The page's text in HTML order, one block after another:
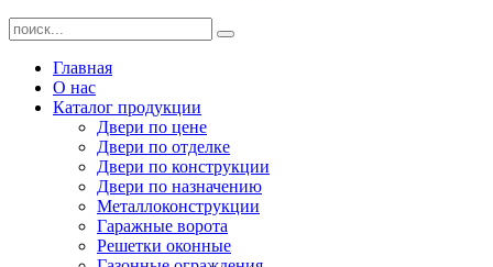
Главная
О нас
Каталог продукции
Двери по цене
Двери по отделке
Двери по конструкции
Двери по назначению
Металлоконструкции
Гаражные ворота
Решетки оконные